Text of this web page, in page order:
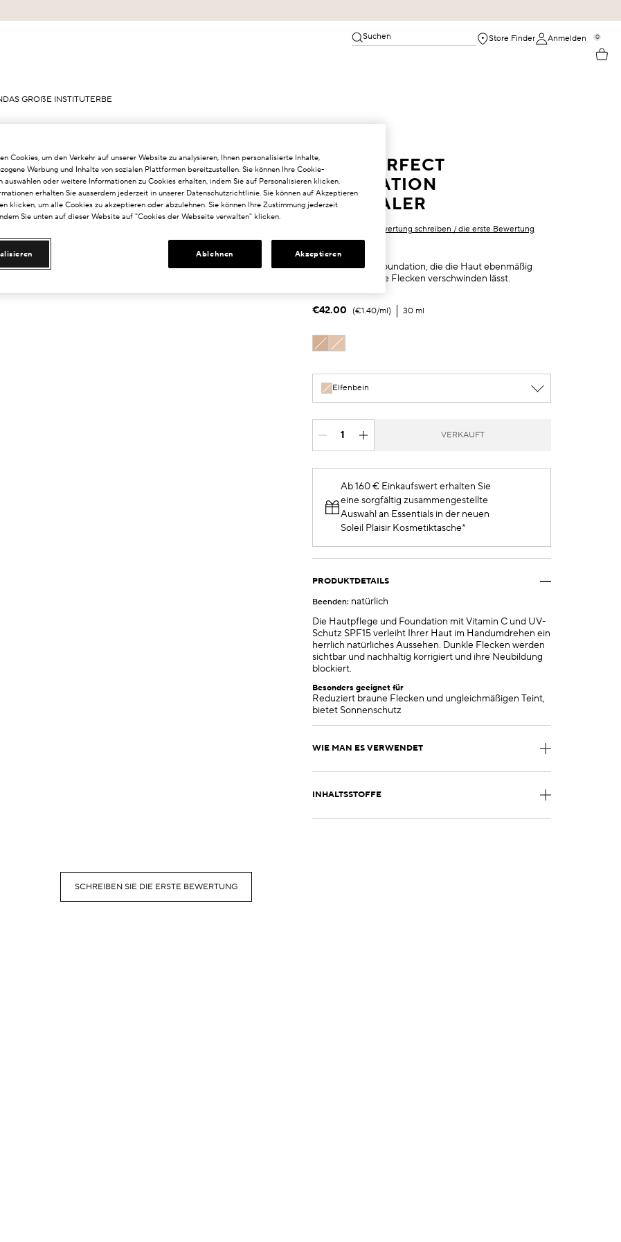
Suchen Store Finder Anmelden 0
DAS GROẞE INSTITUTERBE
MELAPERFECT
FOUNDATION
CONCEALER
Als Erster eine Bewertung schreiben / die erste Bewertung
SPF 15 Hybrid-Foundation, die die Haut ebenmäßig
macht und dunkle Flecken verschwinden lässt.
Mauszeiger bewegen, um zu zoomen
€42.00 €1.40/ml 30 ml
Elfenbein
VERKAUFT
Ab 160 € Einkaufswert erhalten Sie
eine sorgfältig zusammengestellte
Auswahl an Essentials in der neuen
Soleil Plaisir Kosmetiktasche*
PRODUKTDETAILS
Beenden: natürlich
Die Hautpflege und Foundation mit Vitamin C und UV-
Schutz SPF15 verleiht Ihrer Haut im Handumdrehen ein
herrlich natürliches Aussehen. Dunkle Flecken werden
sichtbar und nachhaltig korrigiert und ihre Neubildung
blockiert.
Besonders geeignet für
Reduziert braune Flecken und ungleichmäßigen Teint,
bietet Sonnenschutz
WIE MAN ES VERWENDET
INHALTSSTOFFE
SCHREIBEN SIE DIE ERSTE BEWERTUNG
Cookies, um den Verkehr auf unserer Website zu analysieren, Ihnen personalisierte Inhalte,
Werbung und Inhalte von sozialen Plattformen bereitzustellen. Sie können Ihre Cookie-
auswählen oder weitere Informationen zu Cookies erhalten, indem Sie auf Personalisieren klicken.
erhalten Sie ausserdem jederzeit in unserer Datenschutzrichtlinie. Sie können auf Akzeptieren
klicken, um alle Cookies zu akzeptieren oder abzulehnen. Sie können Ihre Zustimmung jederzeit
Sie unten auf dieser Website auf "Cookies der Webseite verwalten" klicken.
Ablehnen Akzeptieren